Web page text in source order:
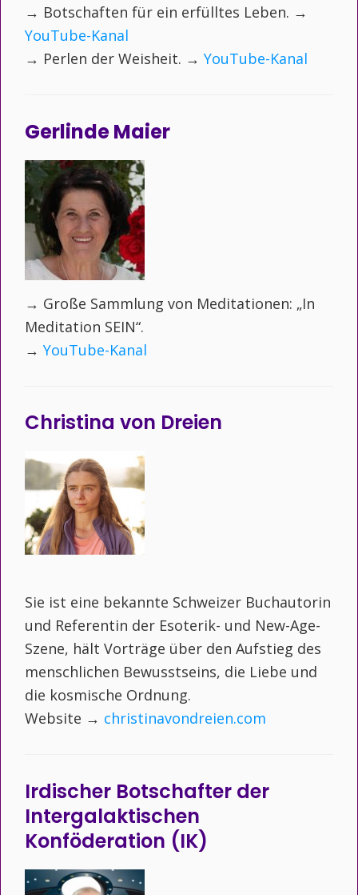
→ Botschaften für ein erfülltes Leben. →
YouTube-Kanal
→ Perlen der Weisheit. → YouTube-Kanal
Gerlinde Maier
→ Große Sammlung von Meditationen: „In
Meditation SEIN“.
→ YouTube-Kanal
Christina von Dreien
Sie ist eine bekannte Schweizer Buchautorin
und Referentin der Esoterik- und New-Age-
Szene, hält Vorträge über den Aufstieg des
menschlichen Bewusstseins, die Liebe und
die kosmische Ordnung.
Website → christinavondreien.com
Irdischer Botschafter der
Intergalaktischen
Konföderation (IK)